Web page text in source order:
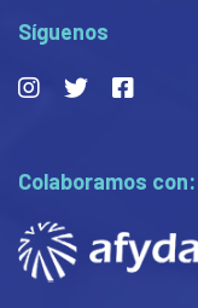
Síguenos
Colaboramos con: